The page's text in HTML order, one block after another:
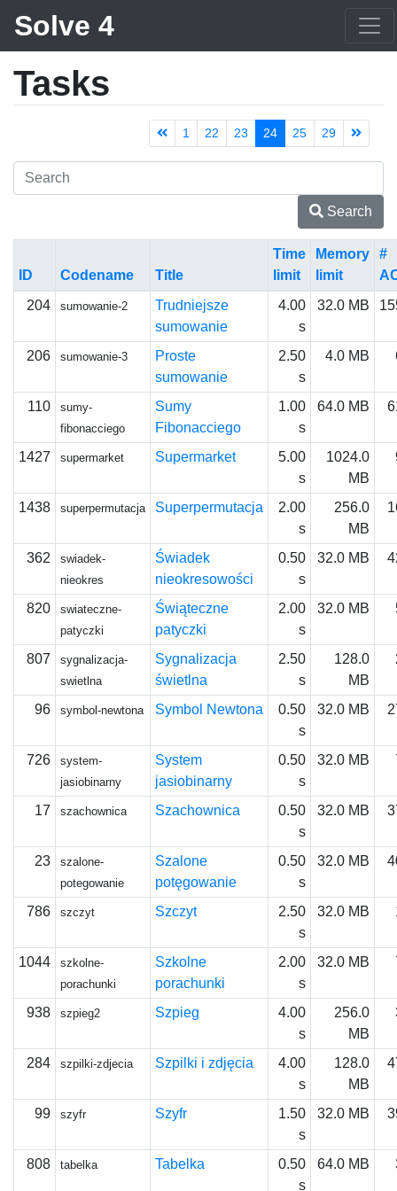
Solve 4
Tasks
1 22 23 24 25 29
Search
ID Codename Title
Time
limit
Memory
limit
#
204
sumowanie-2
Trudniejsze
sumowanie
4.00
s
32.0 MB
206 sumowanie-3
Proste
sumowanie
2.50
s
4.0 MB
110
sumy-
fibonacciego
Sumy
Fibonacciego
1.00
s
64.0 MB
1427 supermarket Supermarket
5.00
s
1024.0
MB
1438 superpermutacja Superpermutacja
2.00
s
256.0
MB
362
swiadek-
nieokres
Świadek
nieokresowości
0.50
s
32.0 MB
820
swiateczne-
patyczki
Świąteczne
patyczki
2.00
s
32.0 MB
807
sygnalizacja-
swietlna
Sygnalizacja
świetlna
2.50
s
128.0
MB
96 symbol-newtona Symbol Newtona
0.50
s
32.0 MB
726
system-
jasiobinarny
System
jasiobinarny
0.50
s
32.0 MB
17 szachownica Szachownica
0.50
s
32.0 MB
23
szalone-
potegowanie
Szalone
potęgowanie
0.50
s
32.0 MB
786 szczyt Szczyt
2.50
s
32.0 MB
1044
szkolne-
porachunki
Szkolne
porachunki
2.00
s
32.0 MB
938 szpieg2 Szpieg
4.00
s
256.0
MB
284 szpilki-zdjecia Szpilki i zdjęcia
4.00
s
128.0
MB
99 szyfr Szyfr
1.50
s
32.0 MB
808 tabelka Tabelka
0.50
s
64.0 MB